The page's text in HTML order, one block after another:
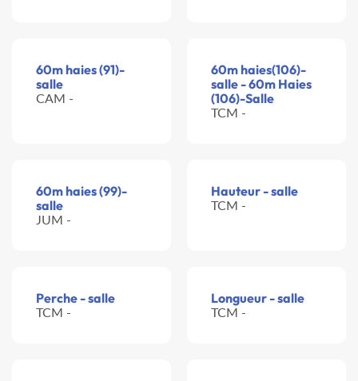
60m haies (91)-
salle
CAM -
60m haies(106)-
salle - 60m Haies
(106)-Salle
TCM -
60m haies (99)-
salle
JUM -
Hauteur - salle
TCM -
Perche - salle
TCM -
Longueur - salle
TCM -